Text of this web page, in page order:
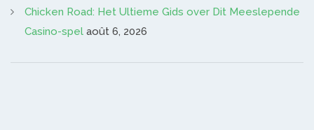
Chicken Road: Het Ultieme Gids over Dit Meeslepende
Casino-spel août 6, 2026